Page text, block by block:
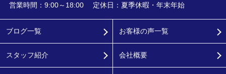
営業時間：9:00～18:00
定休日：夏季休暇・年末年始
ブログ一覧
スタッフ紹介
お客様の声一覧
会社概要